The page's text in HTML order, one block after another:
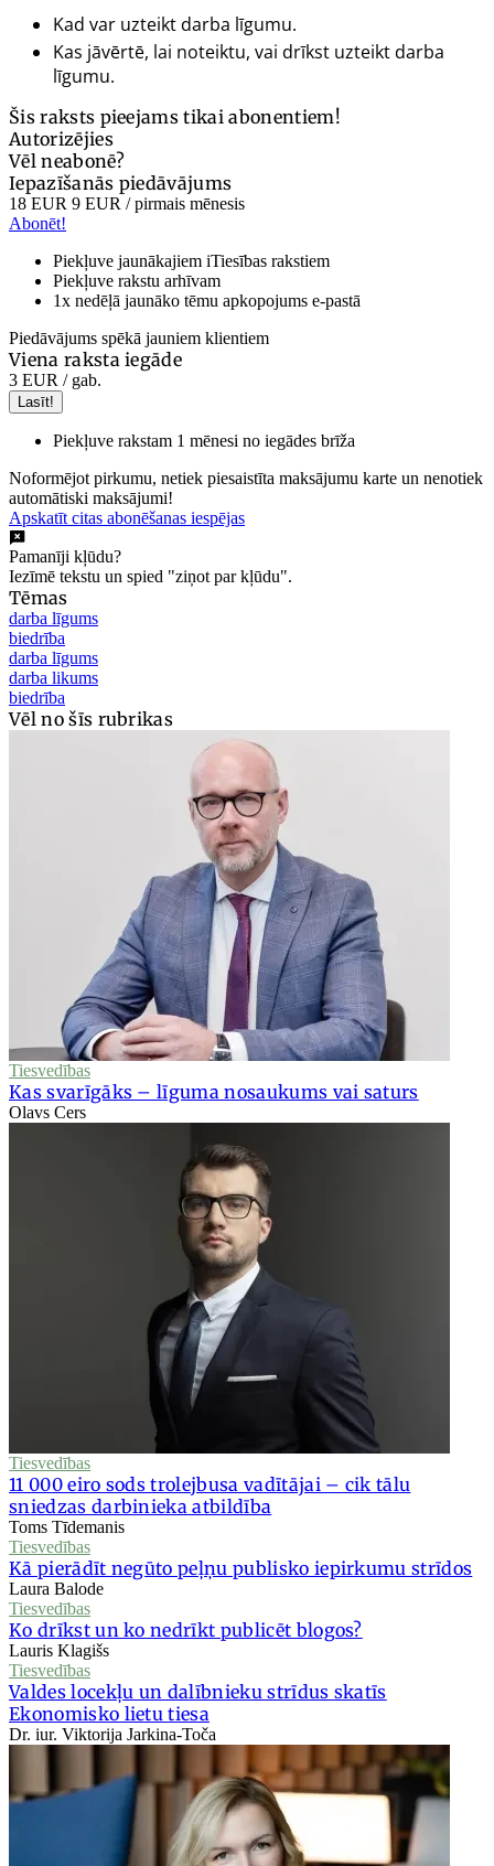
Kad var uzteikt darba līgumu.
Kas jāvērtē, lai noteiktu, vai drīkst uzteikt darba
līgumu.
Šis raksts pieejams tikai abonentiem!
Autorizējies
Vēl neabonē?
Iepazīšanās piedāvājums
18 EUR 9 EUR / pirmais mēnesis
Abonēt!
Piekļuve jaunākajiem iTiesības rakstiem
Piekļuve rakstu arhīvam
1x nedēļā jaunāko tēmu apkopojums e-pastā
Piedāvājums spēkā jauniem klientiem
Viena raksta iegāde
3 EUR / gab.
Lasīt!
Piekļuve rakstam 1 mēnesi no iegādes brīža
Noformējot pirkumu, netiek piesaistīta maksājumu karte un nenotiek
automātiski maksājumi!
Apskatīt citas abonēšanas iespējas
Pamanīji kļūdu?
Iezīmē tekstu un spied "ziņot par kļūdu".
Tēmas
darba līgums
biedrība
darba līgums
darba likums
biedrība
Vēl no šīs rubrikas
Tiesvedības
Kas svarīgāks – līguma nosaukums vai saturs
Olavs Cers
Tiesvedības
11 000 eiro sods trolejbusa vadītājai – cik tālu
sniedzas darbinieka atbildība
Toms Tīdemanis
Tiesvedības
Kā pierādīt negūto peļņu publisko iepirkumu strīdos
Laura Balode
Tiesvedības
Ko drīkst un ko nedrīkt publicēt blogos?
Lauris Klagišs
Tiesvedības
Valdes locekļu un dalībnieku strīdus skatīs
Ekonomisko lietu tiesa
Dr. iur. Viktorija Jarkina-Toča